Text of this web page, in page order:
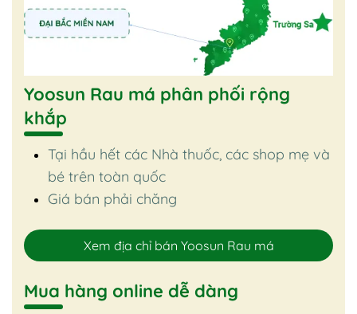
Yoosun Rau má phân phối rộng
khắp
Tại hầu hết các Nhà thuốc, các shop mẹ và
bé trên toàn quốc
Giá bán phải chăng
Xem địa chỉ bán Yoosun Rau má
Mua hàng online dễ dàng